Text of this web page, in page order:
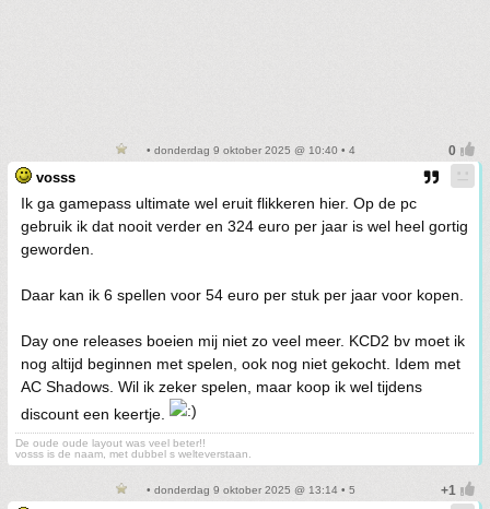
• donderdag 9 oktober 2025 @ 10:40 • 4
vosss
Ik ga gamepass ultimate wel eruit flikkeren hier. Op de pc
gebruik ik dat nooit verder en 324 euro per jaar is wel heel gortig
geworden.
Daar kan ik 6 spellen voor 54 euro per stuk per jaar voor kopen.
Day one releases boeien mij niet zo veel meer. KCD2 bv moet ik
nog altijd beginnen met spelen, ook nog niet gekocht. Idem met
AC Shadows. Wil ik zeker spelen, maar koop ik wel tijdens
discount een keertje.
De oude oude layout was veel beter!!
vosss is de naam, met dubbel s welteverstaan.
• donderdag 9 oktober 2025 @ 13:14 • 5